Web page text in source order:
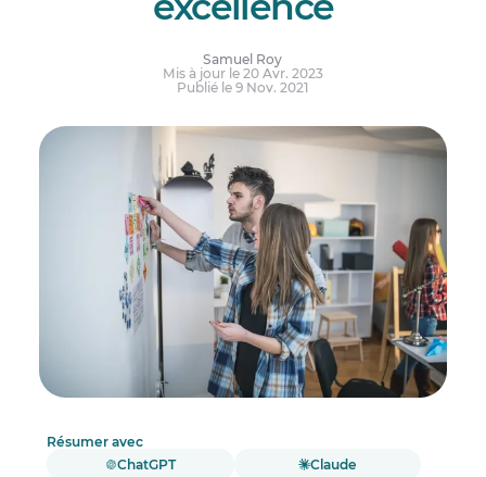
Samuel Roy
Mis à jour le 20 Avr. 2023
Publié le 9 Nov. 2021
Résumer avec
ChatGPT
Claude